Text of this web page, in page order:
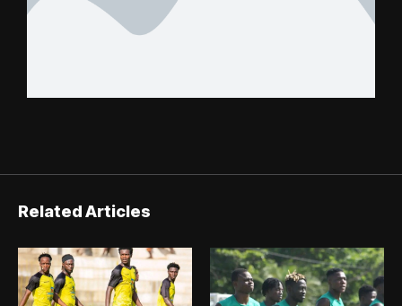
Related Articles